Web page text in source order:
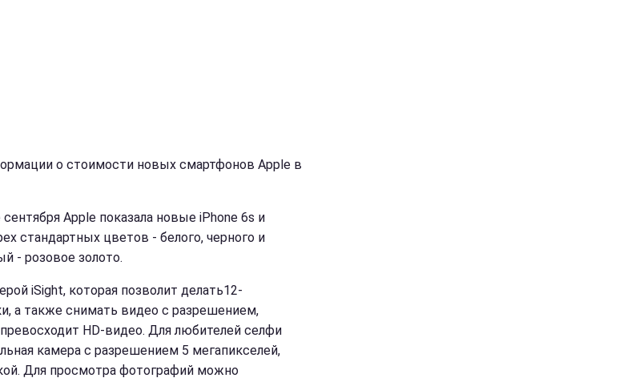
о стоимости новых смартфонов Apple в
Apple показала новые iPhone 6s и
стандартных цветов - белого, черного и
- розовое золото.
iSight, которая позволит делать12-
а также снимать видео с разрешением,
HD-видео. Для любителей селфи
камера с разрешением 5 мегапикселей,
Для просмотра фотографий можно